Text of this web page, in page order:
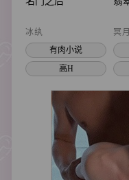
冰纨
有肉小说
高H
冥